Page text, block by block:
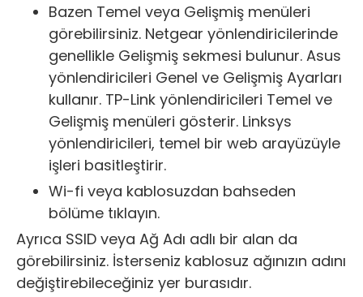
Bazen Temel veya Gelişmiş menüleri
görebilirsiniz. Netgear yönlendiricilerinde
genellikle Gelişmiş sekmesi bulunur. Asus
yönlendiricileri Genel ve Gelişmiş Ayarları
kullanır. TP-Link yönlendiricileri Temel ve
Gelişmiş menüleri gösterir. Linksys
yönlendiricileri, temel bir web arayüzüyle
işleri basitleştirir.
Wi-fi veya kablosuzdan bahseden
bölüme tıklayın.
Ayrıca SSID veya Ağ Adı adlı bir alan da
görebilirsiniz. İsterseniz kablosuz ağınızın adını
değiştirebileceğiniz yer burasıdır.